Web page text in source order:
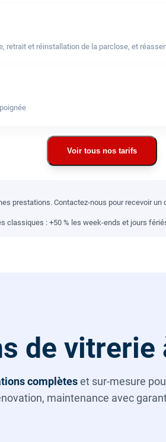
retrait et réinstallation de la parclose, et
Voir tous nos tarifs
prestations. Contactez-nous pour recevoir
classiques : +50 % les week-ends et jours
de vitrerie
complèteset sur-mesure
maintenance avec